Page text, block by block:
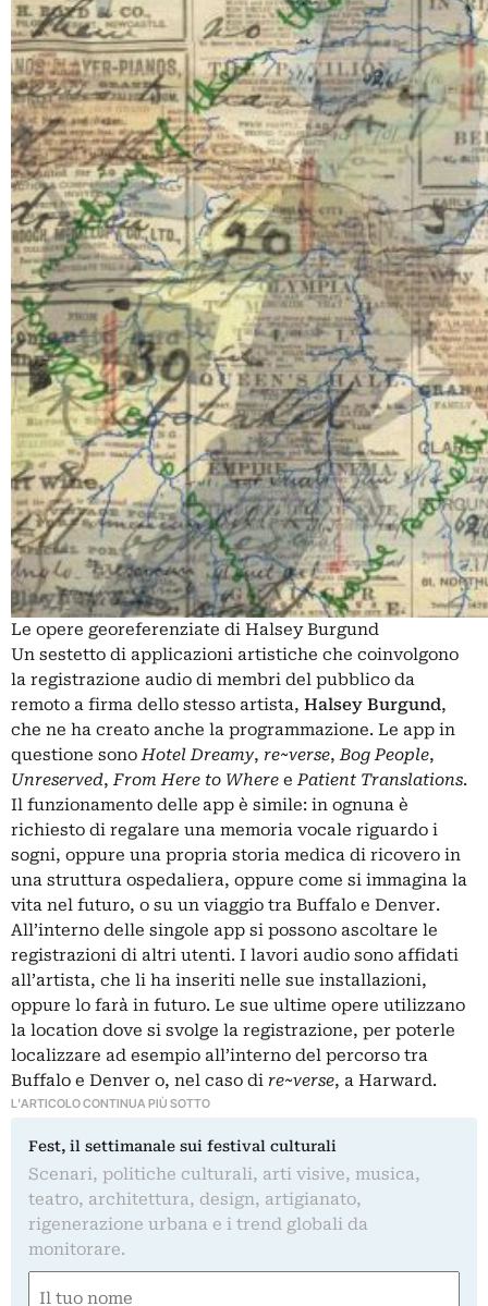
Le opere georeferenziate di Halsey Burgund
Un sestetto di applicazioni artistiche che coinvolgono
la registrazione audio di membri del pubblico da
remoto a firma dello stesso artista, Halsey Burgund,
che ne ha creato anche la programmazione. Le app in
questione sono Hotel Dreamy, re~verse, Bog People,
Unreserved, From Here to Where e Patient Translations.
Il funzionamento delle app è simile: in ognuna è
richiesto di regalare una memoria vocale riguardo i
sogni, oppure una propria storia medica di ricovero in
una struttura ospedaliera, oppure come si immagina la
vita nel futuro, o su un viaggio tra Buffalo e Denver.
All’interno delle singole app si possono ascoltare le
registrazioni di altri utenti. I lavori audio sono affidati
all’artista, che li ha inseriti nelle sue installazioni,
oppure lo farà in futuro. Le sue ultime opere utilizzano
la location dove si svolge la registrazione, per poterle
localizzare ad esempio all’interno del percorso tra
Buffalo e Denver o, nel caso di re~verse, a Harward.
L'ARTICOLO CONTINUA PIÙ SOTTO
Fest, il settimanale sui festival culturali
Scenari, politiche culturali, arti visive, musica,
teatro, architettura, design, artigianato,
rigenerazione urbana e i trend globali da
monitorare.